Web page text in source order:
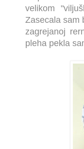
velikom
Zasecala sam
zagrejanoj
pleha pekla